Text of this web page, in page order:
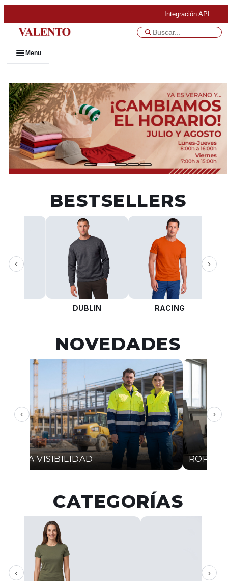
Integración API
Menu
BESTSELLERS
‹
DUBLIN RACING
›
NOVEDADES
‹
ALTA VISIBILIDAD ROPA
›
CATEGORÍAS
‹ ›